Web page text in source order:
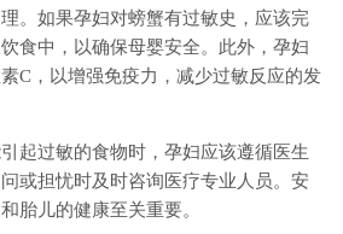
。如果孕妇对螃蟹有过敏史，应该完
食中，以确保母婴安全。此外，孕妇
C，以增强免疫力，减少过敏反应的发
起过敏的食物时，孕妇应该遵循医生
或担忧时及时咨询医疗专业人员。安
胎儿的健康至关重要。